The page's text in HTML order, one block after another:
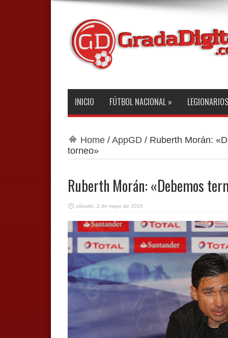
INICIO FÚTBOL NACIONAL » LEGIONARIOS
Home/ AppGD / Ruberth Morán:
torneo»
Ruberth Morán: «Debemos
sábado, 2 de mayo de 2015